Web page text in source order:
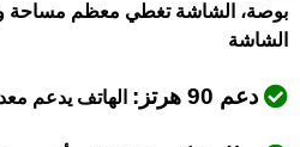
بوصة، الشاشة تغطي معظم مساحة
الشاشة
دعم 90 هرتز: الهاتف يدعم